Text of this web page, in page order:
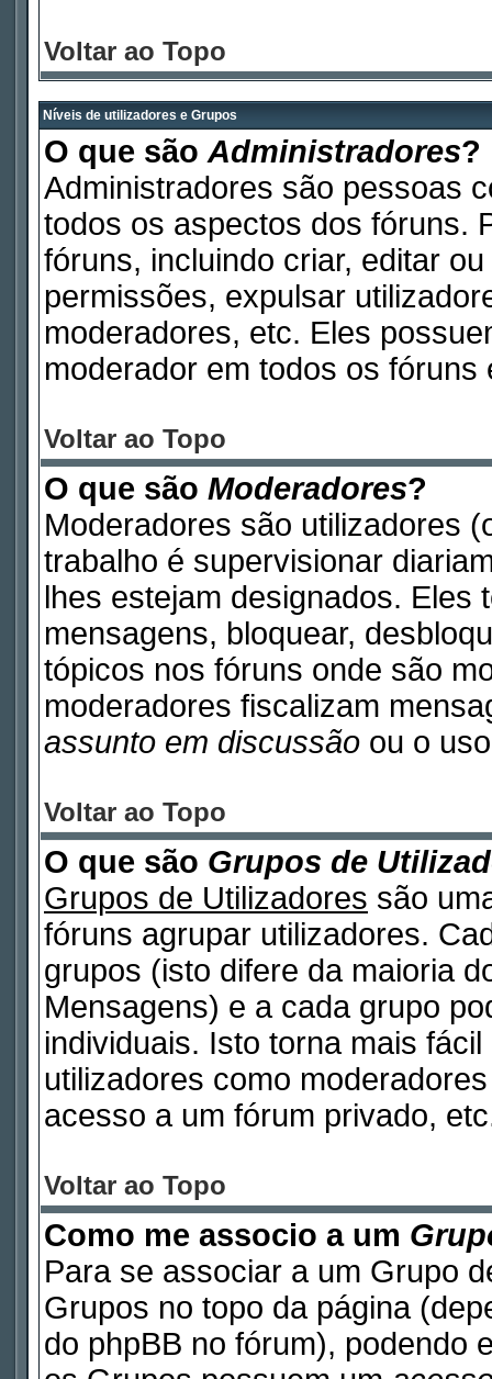
Voltar ao Topo
Níveis de utilizadores e Grupos
O que são Administradores?
Administradores são pessoas
todos os aspectos dos fóruns.
fóruns, incluindo criar, editar
permissões, expulsar
moderadores, etc. Eles
moderador em todos os fóruns
Voltar ao Topo
O que são Moderadores?
Moderadores são utilizadores
trabalho é supervisionar
lhes estejam designados. Eles
mensagens, bloquear,
tópicos nos fóruns onde são
moderadores fiscalizam
assunto em discussão ou o
Voltar ao Topo
O que são Grupos de
Grupos de Utilizadores são
fóruns agrupar utilizadores.
grupos (isto difere da maioria
Mensagens) e a cada grupo
individuais. Isto torna mais
utilizadores como
acesso a um fórum privado,
Voltar ao Topo
Como me associo a um
Para se associar a um Grupo
Grupos no topo da página
do phpBB no fórum), podendo